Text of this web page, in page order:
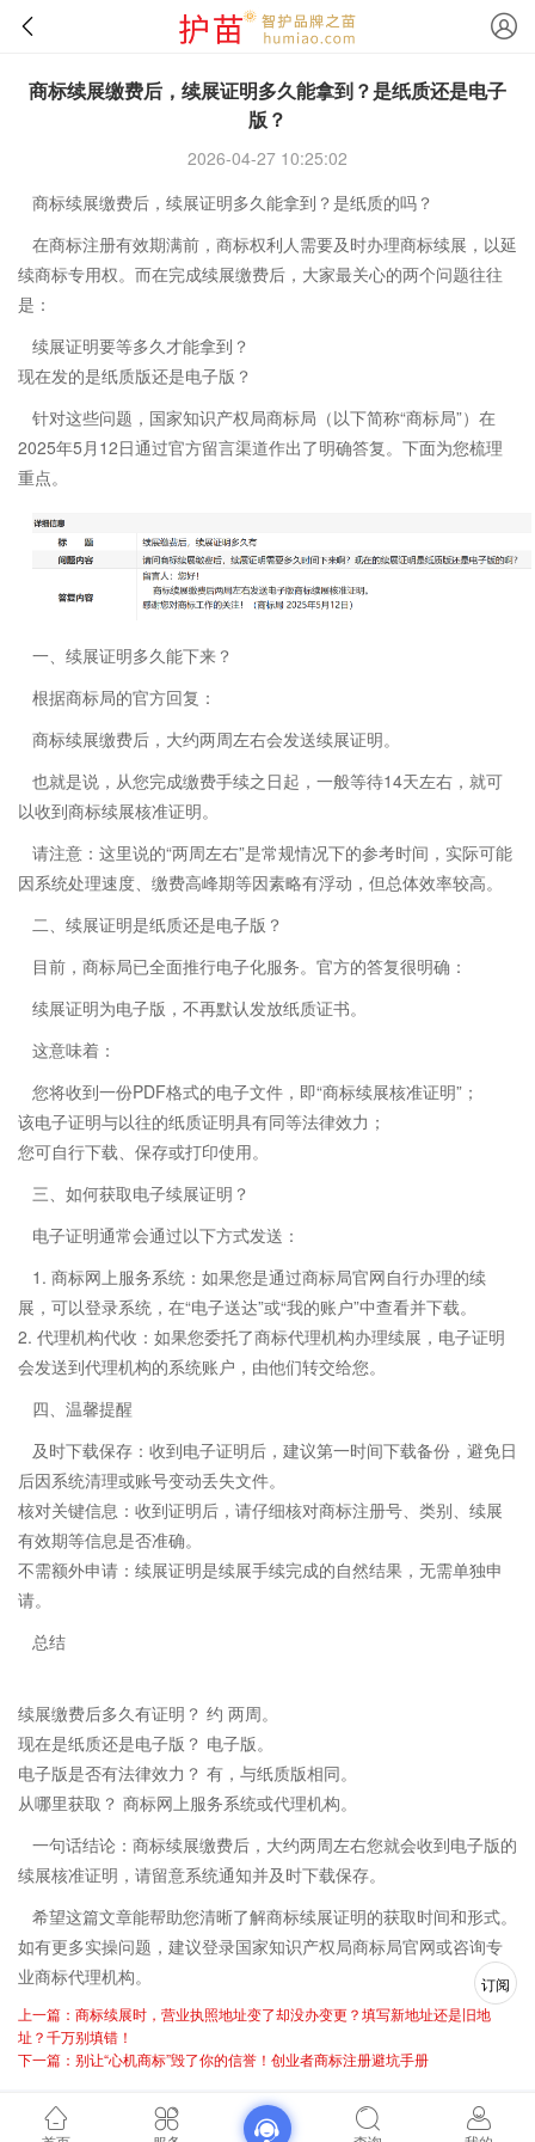
商标续展缴费后，续展证明多久能拿到？是纸质还是电子
版？
2026-04-27 10:25:02
商标续展缴费后，续展证明多久能拿到？是纸质的吗？
在商标注册有效期满前，商标权利人需要及时办理商标续展，以延
续商标专用权。而在完成续展缴费后，大家最关心的两个问题往往
是：
续展证明要等多久才能拿到？
现在发的是纸质版还是电子版？
针对这些问题，国家知识产权局商标局（以下简称“商标局”）在
2025年5月12日通过官方留言渠道作出了明确答复。下面为您梳理
重点。
一、续展证明多久能下来？
根据商标局的官方回复：
商标续展缴费后，大约两周左右会发送续展证明。
也就是说，从您完成缴费手续之日起，一般等待14天左右，就可
以收到商标续展核准证明。
请注意：这里说的“两周左右”是常规情况下的参考时间，实际可能
因系统处理速度、缴费高峰期等因素略有浮动，但总体效率较高。
二、续展证明是纸质还是电子版？
目前，商标局已全面推行电子化服务。官方的答复很明确：
续展证明为电子版，不再默认发放纸质证书。
这意味着：
您将收到一份PDF格式的电子文件，即“商标续展核准证明”；
该电子证明与以往的纸质证明具有同等法律效力；
您可自行下载、保存或打印使用。
三、如何获取电子续展证明？
电子证明通常会通过以下方式发送：
1. 商标网上服务系统：如果您是通过商标局官网自行办理的续
展，可以登录系统，在“电子送达”或“我的账户”中查看并下载。
2. 代理机构代收：如果您委托了商标代理机构办理续展，电子证明
会发送到代理机构的系统账户，由他们转交给您。
四、温馨提醒
及时下载保存：收到电子证明后，建议第一时间下载备份，避免日
后因系统清理或账号变动丢失文件。
核对关键信息：收到证明后，请仔细核对商标注册号、类别、续展
有效期等信息是否准确。
不需额外申请：续展证明是续展手续完成的自然结果，无需单独申
请。
总结
续展缴费后多久有证明？ 约 两周。
现在是纸质还是电子版？ 电子版。
电子版是否有法律效力？ 有，与纸质版相同。
从哪里获取？ 商标网上服务系统或代理机构。
一句话结论：商标续展缴费后，大约两周左右您就会收到电子版的
续展核准证明，请留意系统通知并及时下载保存。
希望这篇文章能帮助您清晰了解商标续展证明的获取时间和形式。
如有更多实操问题，建议登录国家知识产权局商标局官网或咨询专
业商标代理机构。
上一篇：商标续展时，营业执照地址变了却没办变更？填写新地址还是旧地
址？千万别填错！
下一篇：别让“心机商标”毁了你的信誉！创业者商标注册避坑手册
订阅